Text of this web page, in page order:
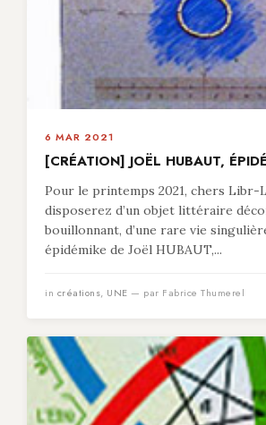
6 MAR 2021
[CRÉATION] JOËL HUBAUT,
Pour le printemps 2021, chers Libr-
disposerez d’un objet littéraire
bouillonnant, d’une rare vie
épidémike de Joël HUBAUT,...
in créations, UNE — par Fabrice Thumerel